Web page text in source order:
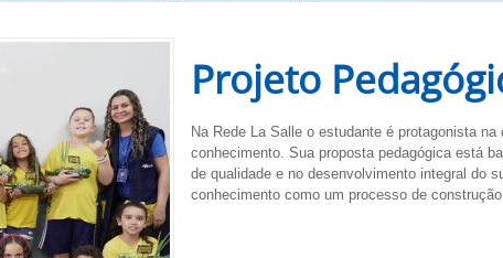
Projeto
Na Rede La Salle o estudante é protagonista
conhecimento. Sua proposta pedagógica está
de qualidade e no desenvolvimento integral do
conhecimento como um processo de